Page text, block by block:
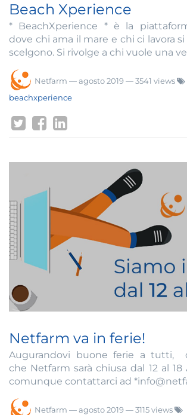
Beach Xperience
* BeachXperience * è la
dove chi ama il mare e chi ci lavora
scelgono. Si rivolge a chi vuole una
Netfarm —agosto 2019— 3541 views
beachxperience
Netfarm va in ferie!
Augurandovi buone ferie a tutti,
che Netfarm sarà chiusa dal 12 al
comunque contattarci ad
Netfarm —agosto 2019— 3115 views